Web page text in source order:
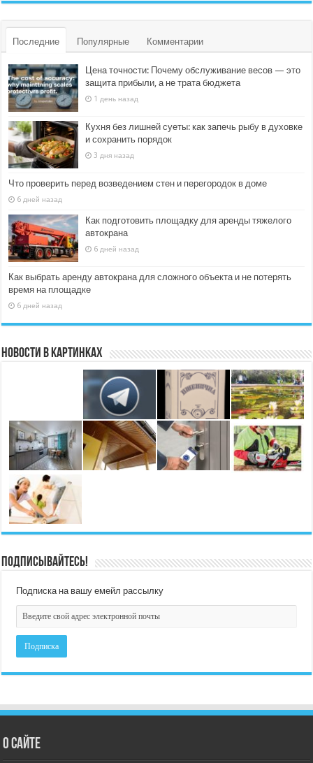
Последние Популярные Комментарии
Цена точности: Почему обслуживание весов — это
защита прибыли, а не трата бюджета
1 день назад
Кухня без лишней суеты: как запечь рыбу в духовке
и сохранить порядок
3 дня назад
Что проверить перед возведением стен и перегородок в доме
6 дней назад
Как подготовить площадку для аренды тяжелого
автокрана
6 дней назад
Как выбрать аренду автокрана для сложного объекта и не потерять
время на площадке
6 дней назад
Новости в картинках
Подписывайтесь!
Подписка на вашу емейл рассылку
О сайте